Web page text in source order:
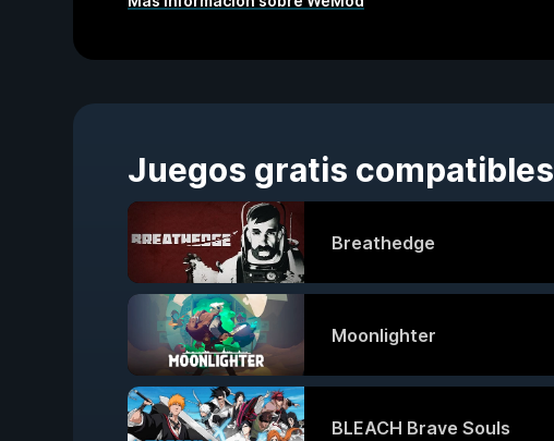
Juegos gratis compatibles
Breathedge
Moonlighter
BLEACH Brave Souls